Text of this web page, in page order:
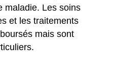
maladie. Les soins
et les traitements
mais sont